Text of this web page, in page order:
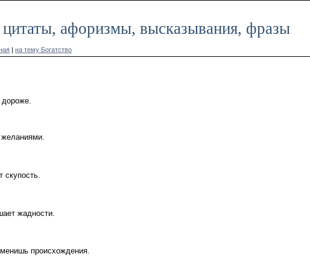
цитаты, афоризмы, высказывания, фразы
| на тему Богатство
желаниями.
скупость.
жадности.
происхождения.